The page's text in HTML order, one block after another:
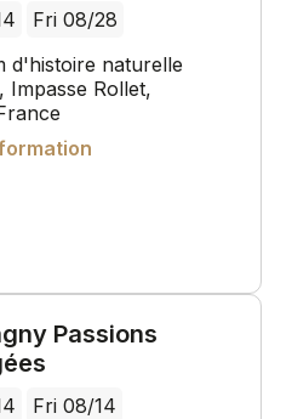
Fri 08/28
d'histoire naturelle
Impasse Rollet,
Passions
Fri 08/14